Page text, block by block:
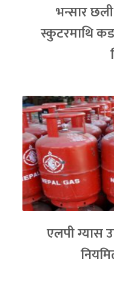
भन्सार छली
स्कुटरमाथि
एलपी ग्यास